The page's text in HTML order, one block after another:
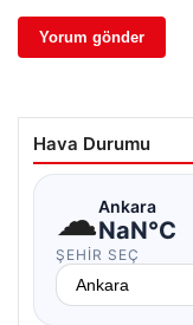
Hava Durumu
☁Ankara
NaN°C
ŞEHIR SEÇ